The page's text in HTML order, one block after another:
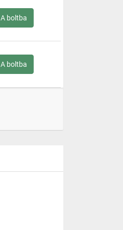
A boltba
A boltba